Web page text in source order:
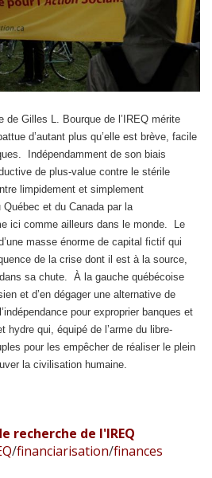
de Gilles L. Bourque de l’IREQ mérite
d’autant plus qu’elle est brève, facile
Indépendamment de son biais
de plus-value contre le stérile
limpidement et simplement
Québec et du Canada par la
ici comme ailleurs dans le monde. Le
masse énorme de capital fictif qui
de la crise dont il est à la source,
sa chute. À la gauche québécoise
et d’en dégager une alternative de
pour exproprier banques et
qui, équipé de l’arme du libre-
pour les empêcher de réaliser le plein
la civilisation humaine.
recherche de l'IREQ
/financiarisation/finances